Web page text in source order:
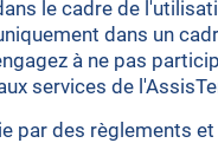
le cadre de
dans un
à ne pas
services de
par des règlements